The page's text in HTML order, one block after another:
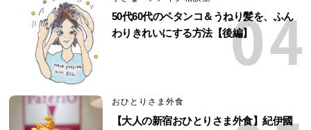
50代60代のペタンコ＆うねり髪を、ふん
わりきれいにする方法【後編】
おひとりさま外食
【大人の新宿おひとりさま外食】紀伊國